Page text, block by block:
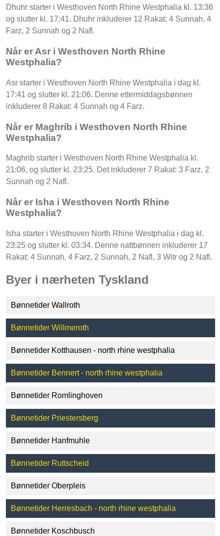
Dhuhr starter i Westhoven North Rhine Westphalia kl. 13:36
og slutter kl. 17:41. Dhuhr inkluderer 12 Rakat: 4 Sunnah, 4
Farz, 2 Sunnah og 2 Nafl.
Når er Asr i Westhoven North Rhine
Westphalia?
Asr starter i Westhoven North Rhine Westphalia i dag kl.
17:41 og slutter kl. 21:06. Denne ettermiddagsbønnen
inkluderer 8 Rakat: 4 Sunnah og 4 Farz.
Når er Maghrib i Westhoven North Rhine
Westphalia?
Maghrib starter i Westhoven North Rhine Westphalia kl.
21:06, og slutter kl. 23:25. Det inkluderer 7 Rakat: 3 Farz, 2
Sunnah og 2 Nafl.
Når er Isha i Westhoven North Rhine
Westphalia?
Isha starter i Westhoven North Rhine Westphalia i dag kl.
23:25 og slutter kl. 03:34. Denne nattbønnen inkluderer 17
Rakat: 4 Sunnah, 4 Farz, 2 Sunnah, 2 Nafl, 3 Witr og 2 Nafl.
Byer i nærheten Tyskland
Bønnetider Wallroth
Bønnetider Willmeroth
Bønnetider Kotthausen - north rhine westphalia
Bønnetider Bennert - north rhine westphalia
Bønnetider Romlinghoven
Bønnetider Priestersberg
Bønnetider Hanfmuhle
Bønnetider Ruttscheid
Bønnetider Oberpleis
Bønnetider Herresbach - north rhine westphalia
Bønnetider Koschbusch